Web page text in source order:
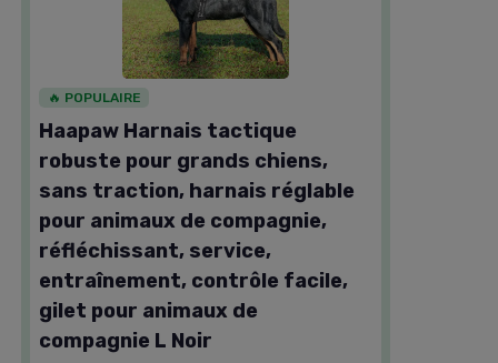
🔥 POPULAIRE
Haapaw Harnais tactique
robuste pour grands chiens,
sans traction, harnais réglable
pour animaux de compagnie,
réfléchissant, service,
entraînement, contrôle facile,
gilet pour animaux de
compagnie L Noir